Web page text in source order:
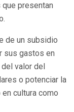
presentan
de un subsidio
sus gastos en
valor del
o potenciar la
cultura como